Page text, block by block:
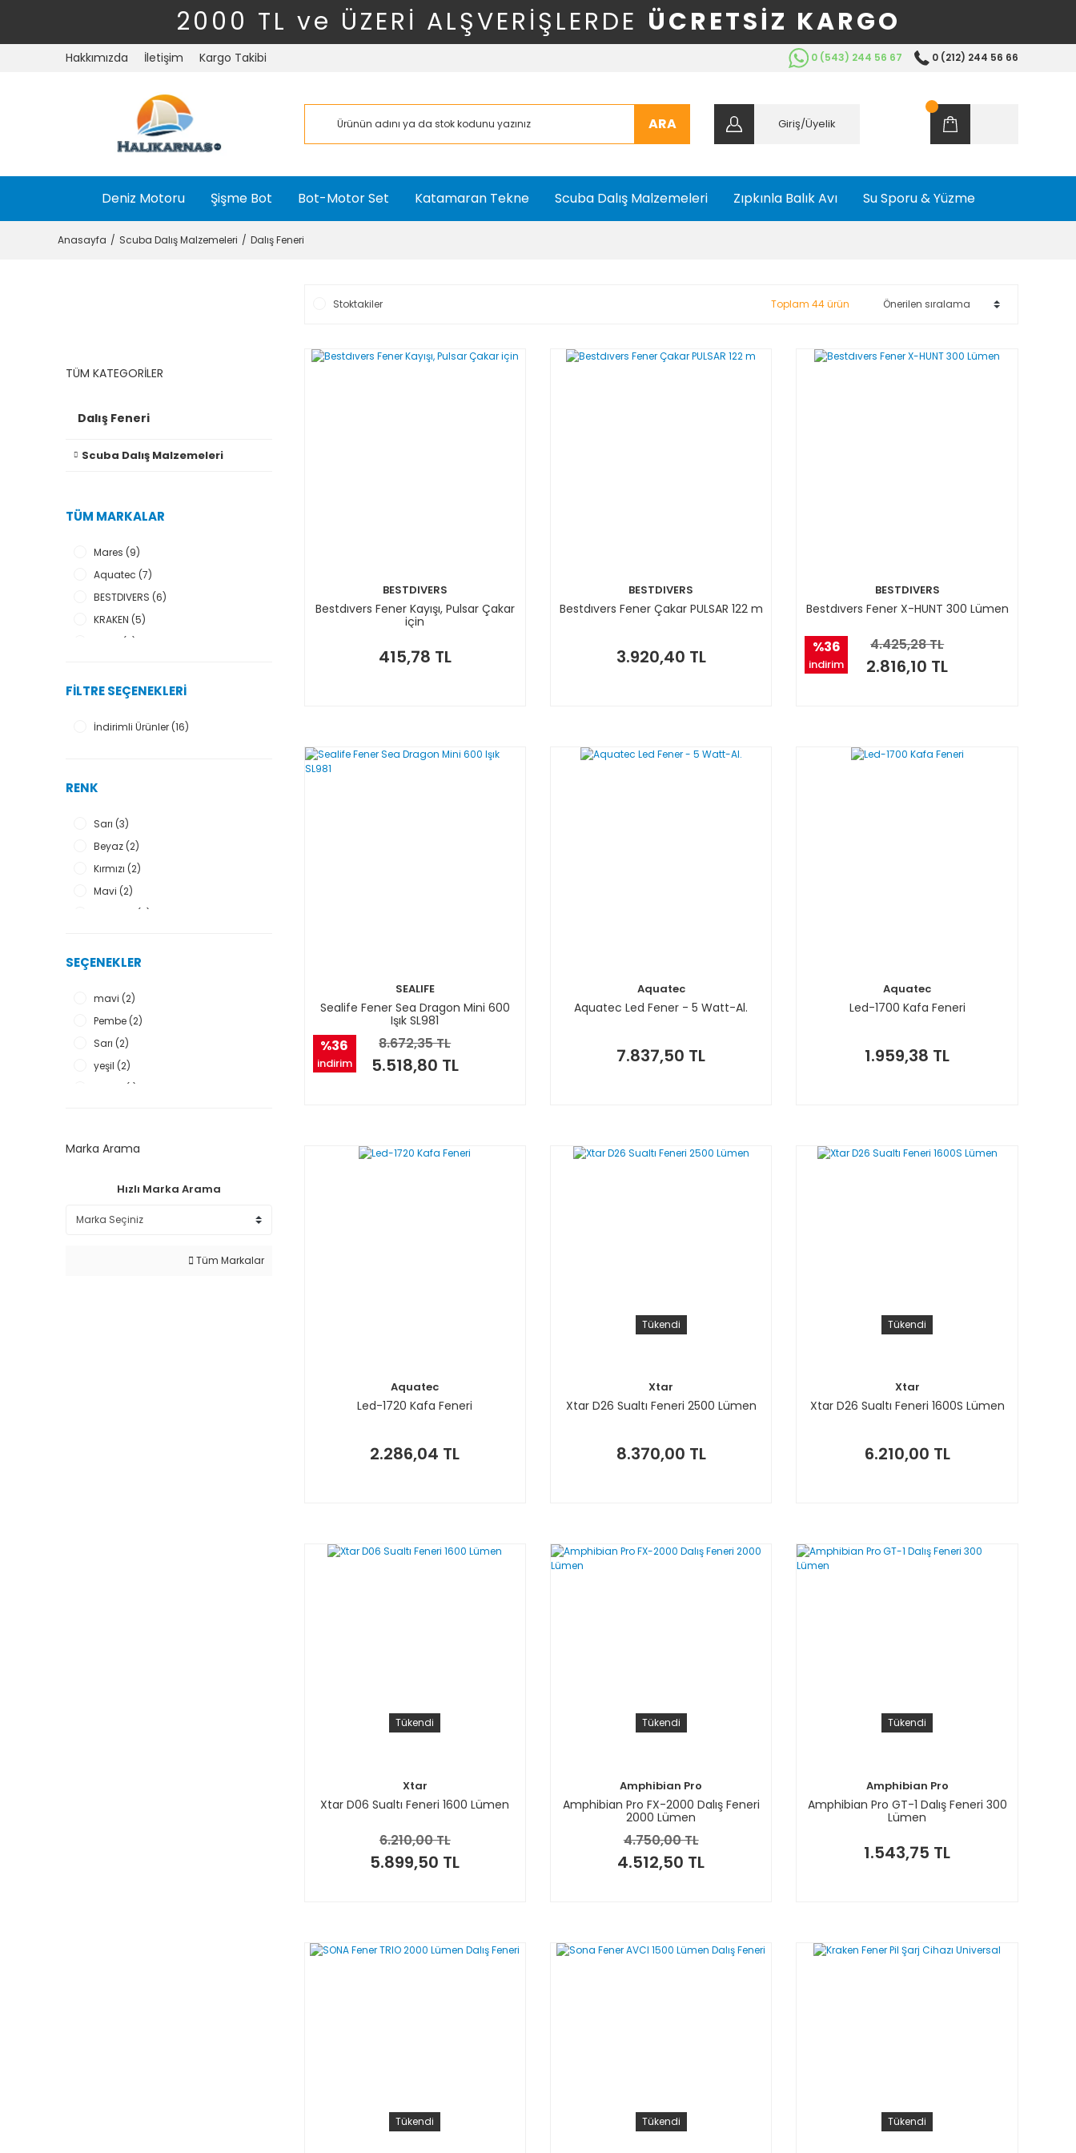
2000 TL ve ÜZERİ ALŞVERİŞLERDE ÜCRETSİZ KARGO
Hakkımızda İletişim Kargo Takibi 0 (543) 244 56 67 0 (212) 244 56 66
ARA Giriş/Üyelik
Deniz Motoru Şişme Bot Bot-Motor Set Katamaran Tekne Scuba Dalış Malzemeleri Zıpkınla Balık Avı Su Sporu & Yüzme
Anasayfa Scuba Dalış Malzemeleri Dalış Feneri
TÜM KATEGORİLER
Dalış Feneri
Scuba Dalış Malzemeleri
TÜM MARKALAR
Mares (9)
Aquatec (7)
BESTDIVERS (6)
KRAKEN (5)
SONA (3)
Amphibian Pro (2)
PROCEAN (2)
FILTRE SEÇENEKLERI
İndirimli Ürünler (16)
RENK
Sarı (3)
Beyaz (2)
Kırmızı (2)
Mavi (2)
Turuncu (2)
Mor (1)
Yeşil (1)
SEÇENEKLER
mavi (2)
Pembe (2)
Sarı (2)
yeşil (2)
Beyaz (1)
turuncu (1)
Marka Arama
Hızlı Marka Arama
Tüm Markalar
Stoktakiler Toplam 44 ürün
BESTDIVERS
Bestdıvers Fener Kayışı, Pulsar Çakar
için
415,78 TL
BESTDIVERS
Bestdıvers Fener Çakar PULSAR 122 m
3.920,40 TL %36
indirim
BESTDIVERS
Bestdıvers Fener X-HUNT 300 Lümen
4.425,28 TL
2.816,10 TL
%36
indirim
SEALIFE
Sealife Fener Sea Dragon Mini 600
Işık SL981
8.672,35 TL
5.518,80 TL
Aquatec
Aquatec Led Fener - 5 Watt-Al.
7.837,50 TL
Aquatec
Led-1700 Kafa Feneri
1.959,38 TL
Aquatec
Led-1720 Kafa Feneri
2.286,04 TL
Tükendi
Xtar
Xtar D26 Sualtı Feneri 2500 Lümen
8.370,00 TL
Tükendi
Xtar
Xtar D26 Sualtı Feneri 1600S Lümen
6.210,00 TL
Tükendi
Xtar
Xtar D06 Sualtı Feneri 1600 Lümen
6.210,00 TL
5.899,50 TL
Tükendi
Amphibian Pro
Amphibian Pro FX-2000 Dalış Feneri
2000 Lümen
4.750,00 TL
4.512,50 TL
Tükendi
Amphibian Pro
Amphibian Pro GT-1 Dalış Feneri 300
Lümen
1.543,75 TL
Tükendi Tükendi Tükendi